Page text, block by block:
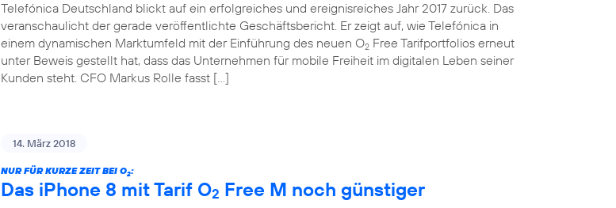
Telefónica Deutschland blickt auf ein erfolgreiches und ereignisreiches Jahr 2017 zurück. Das
veranschaulicht der gerade veröffentlichte Geschäftsbericht. Er zeigt auf, wie Telefónica in
einem dynamischen Marktumfeld mit der Einführung des neuen O2 Free Tarifportfolios erneut
unter Beweis gestellt hat, dass das Unternehmen für mobile Freiheit im digitalen Leben seiner
Kunden steht. CFO Markus Rolle fasst […]
14. März 2018
NUR FÜR KURZE ZEIT BEI O2:
Das iPhone 8 mit Tarif O2 Free M noch günstiger